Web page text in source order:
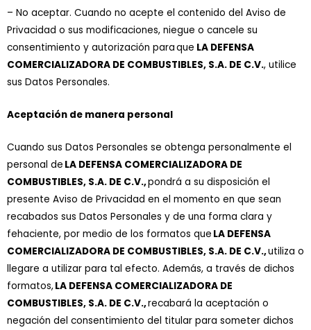
– No aceptar. Cuando no acepte el contenido del Aviso de
Privacidad o sus modificaciones, niegue o cancele su
consentimiento y autorización paraque LA DEFENSA
COMERCIALIZADORA DE COMBUSTIBLES, S.A. DE C.V., utilice
sus Datos Personales.
Aceptación de manera personal
Cuando sus Datos Personales se obtenga personalmente el
personal de LA DEFENSA COMERCIALIZADORA DE
COMBUSTIBLES, S.A. DE C.V.,pondrá a su disposición el
presente Aviso de Privacidad en el momento en que sean
recabados sus Datos Personales y de una forma clara y
fehaciente, por medio de los formatos que LA DEFENSA
COMERCIALIZADORA DE COMBUSTIBLES, S.A. DE C.V.,utiliza o
llegare a utilizar para tal efecto. Además, a través de dichos
formatos,LA DEFENSA COMERCIALIZADORA DE
COMBUSTIBLES, S.A. DE C.V.,recabará la aceptación o
negación del consentimiento del titular para someter dichos